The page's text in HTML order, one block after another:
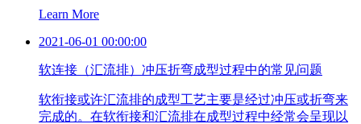
Learn More
2021-06-01 00:00:00
软连接（汇流排）冲压折弯成型过程中的常见问题
软衔接或许汇流排的成型工艺主要是经过冲压或折弯来
完成的。在软衔接和汇流排在成型过程中经常会呈现以